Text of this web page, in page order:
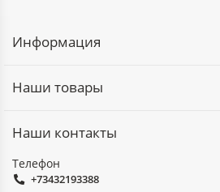
Информация
Наши товары
Наши контакты
Телефон
+73432193388